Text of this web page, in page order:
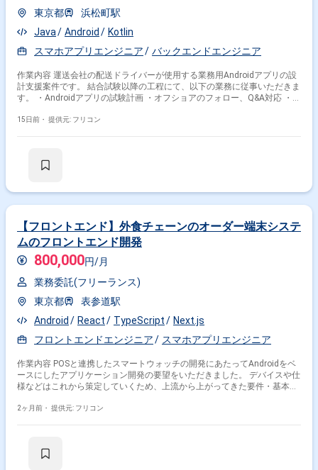
東京都
浜松町駅
Java
Android
Kotlin
スマホアプリエンジニア
バックエンドエンジニア
作業内容 運送会社の配送ドライバーが使用する業務用Androidアプリの設
計支援案件です。 結合試験以降の工程にて、以下の業務に従事いただきま
す。 ・Androidアプリの試験計画 ・オフショアのフォロー、Q&A対応 ・オ
部連結テスト ・結合試験計画および実施 ・オフショア成果物（テスト仕
15日前・ 提供元: フリコン
【フロントエンド】外食チェーンのオーダー端末システ
ムのフロントエンド開発
800,000円/月
業務委託(フリーランス)
東京都
表参道駅
Android
React TypeScript
Next.js
フロントエンドエンジニア
スマホアプリエンジニア
作業内容 POSと連携したスマートウォッチの開発にあたってAndroidをベ
ースにしたアプリケーション開発の要望をいただきました。 デバイスや仕
様などはこれから策定していくため、上流から上がってきた要件・基本設
されます。
2ヶ月前・ 提供元: フリコン